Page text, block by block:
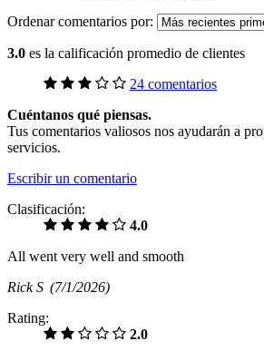
Ordenar comentarios por:
3.0 es la calificación promedio de clientes
24 comentarios
Cuéntanos qué piensas.
Tus comentarios valiosos nos ayudarán a
servicios.
Escribir un comentario
Clasificación:
4.0
All went very well and smooth
Rick S (7/1/2026)
Rating:
2.0